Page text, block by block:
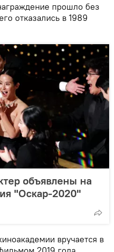
прошло без
отказались в 1989
объявлены на
"Оскар-2020"
вручается в